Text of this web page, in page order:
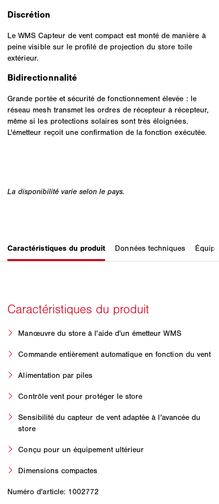
Discrétion
Le WMS Capteur de vent compact est monté de manière à
peine visible sur le profilé de projection du store toile
extérieur.
Bidirectionnalité
Grande portée et sécurité de fonctionnement élevée : le
réseau mesh transmet les ordres de récepteur à récepteur,
même si les protections solaires sont très éloignées.
L'émetteur reçoit une confirmation de la fonction exécutée.
Manœuvre du store à l'aide d'un émetteur WMS
Commande entièrement automatique en fonction du vent
Alimentation par piles
Contrôle vent pour protéger le store
Sensibilité du capteur de vent adaptée à l'avancée du
store
Conçu pour un équipement ultérieur
Dimensions compactes
Numéro d'article: 1002772